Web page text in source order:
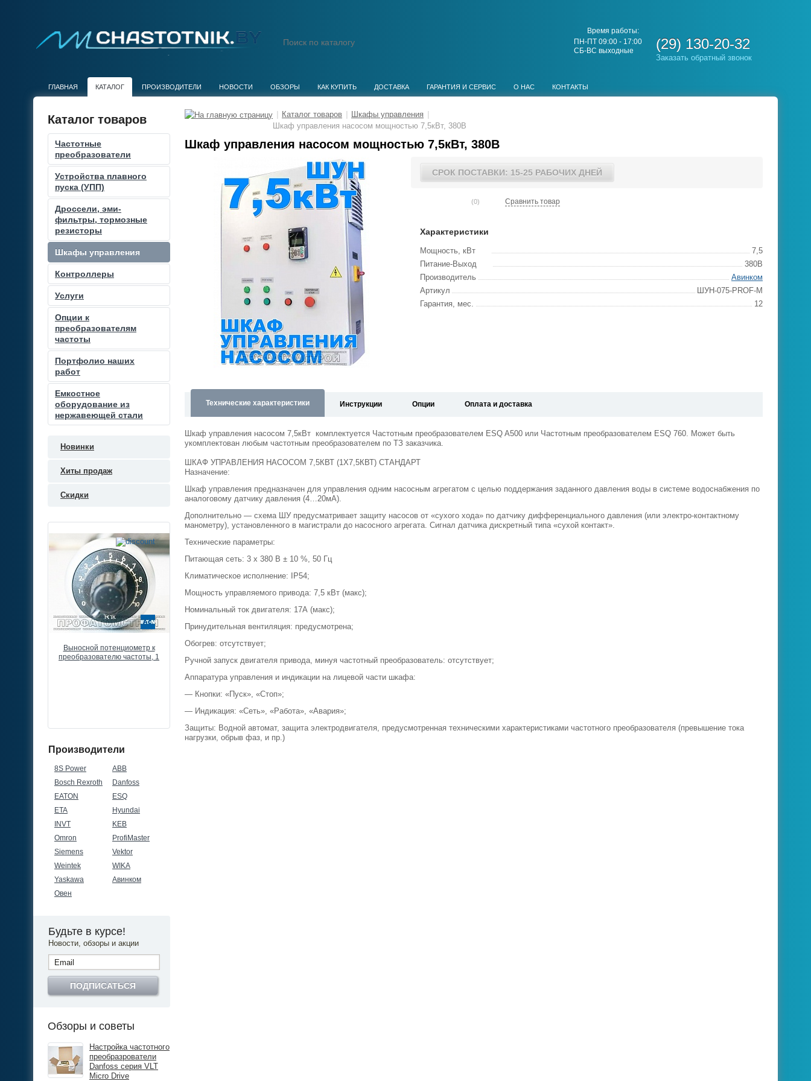
Время работы:
ПН-ПТ 09:00 - 17:00
СБ-ВС выходные
(29) 130-20-32
Заказать обратный звонок
ГЛАВНАЯ КАТАЛОГ ПРОИЗВОДИТЕЛИ НОВОСТИ ОБЗОРЫ КАК КУПИТЬ ДОСТАВКА ГАРАНТИЯ И СЕРВИС О НАС КОНТАКТЫ
Каталог товаров
Частотные
преобразователи
Устройства плавного
пуска (УПП)
Дроссели, эми-
фильтры, тормозные
резисторы
Шкафы управления
Контроллеры
Услуги
Опции к
преобразователям
частоты
Портфолио наших
работ
Емкостное
оборудование из
нержавеющей стали
Новинки
Хиты продаж
Скидки
Выносной потенциометр к
преобразователю частоты, 1
Частотный преобразователь
Danfoss VLT Micro Drive FC51,
22кВт, 43А, 380В, 3ф
Производители
8S Power
ABB
Bosch Rexroth
Danfoss
EATON
ESQ
ETA
Hyundai
INVT
KEB
Omron
ProfiMaster
Siemens
Vektor
Weintek
WIKA
Yaskawa
Авинком
Овен
Будьте в курсе!
Новости, обзоры и акции
ПОДПИСАТЬСЯ
Обзоры и советы
Настройка частотного
преобразрователи
Danfoss серия VLT
Micro Drive
Каталог товаров Шкафы управления
Шкаф управления насосом мощностью 7,5кВт, 380В
Шкаф управления насосом мощностью 7,5кВт, 380В
СРОК ПОСТАВКИ: 15-25 РАБОЧИХ ДНЕЙ
(0) Сравнить товар
Характеристики
Мощность, кВт
7,5
Питание-Выход
380В
Производитель
Авинком
Артикул
ШУН-075-PROF-M
Гарантия, мес.
12
Технические характеристики Инструкции Опции Оплата и доставка
Шкаф управления насосом 7,5кВт комплектуется Частотным преобразователем ESQ A500 или Частотным преобразователем ESQ 760. Может быть
укомплектован любым частотным преобразователем по ТЗ заказчика.
ШКАФ УПРАВЛЕНИЯ НАСОСОМ 7,5КВТ (1Х7,5КВТ) СТАНДАРТ
Назначение:
Шкаф управления предназначен для управления одним насосным агрегатом с целью поддержания заданного давления воды в системе водоснабжения по
аналоговому датчику давления (4…20мА).
Дополнительно — схема ШУ предусматривает защиту насосов от «сухого хода» по датчику дифференциального давления (или электро-контактному
манометру), установленного в магистрали до насосного агрегата. Сигнал датчика дискретный типа «сухой контакт».
Технические параметры:
Питающая сеть: 3 х 380 В ± 10 %, 50 Гц
Климатическое исполнение: IP54;
Мощность управляемого привода: 7,5 кВт (макс);
Номинальный ток двигателя: 17А (макс);
Принудительная вентиляция: предусмотрена;
Обогрев: отсутствует;
Ручной запуск двигателя привода, минуя частотный преобразователь: отсутствует;
Аппаратура управления и индикации на лицевой части шкафа:
— Кнопки: «Пуск», «Стоп»;
— Индикация: «Сеть», «Работа», «Авария»;
Защиты: Водной автомат, защита электродвигателя, предусмотренная техническими характеристиками частотного преобразователя (превышение тока
нагрузки, обрыв фаз, и пр.)